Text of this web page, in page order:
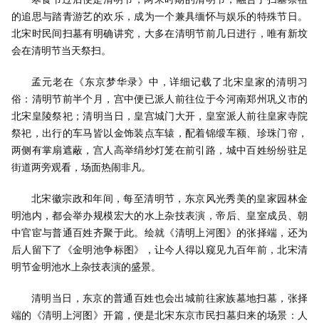
的追思与踏青游艺的欢乐，成为一个兼具缅怀与娱乐的特殊节日。
北宋时民间扫墓有明确讲究，大多在清明节前几日进行，唯有新坟
会在清明节当天祭扫。
孟元老在《东京梦华录》中，详细记载了北宋皇家的清明习
俗：清明节前半个月，宫中便已派人前往位于今河南郑州巩义市的
北宋皇陵祭祀；清明当日，皇宫城门大开，皇室派人前往皇家寺院
祭祀，出行的车马皆以金饰装点车辕，配着锦缎车额、珍珠门帘，
两侧有掌扇遮蔽，宫人高举绢纱灯笼在前引路，城中百姓纷纷驻足
街道两旁观看，场面热闹非凡。
北宋徽宗政和年间，每至清明节，东京风光秀美的皇家园林金
明池内，都会举办规模宏大的水上杂技表演，帝后、皇室成员、朝
中官宦与普通百姓齐聚于此。绘就《清明上河图》的张择端，还为
后人留下了《金明池争标图》，让今人得以窥见九百年前，北宋清
明节金明池水上杂技表演的盛景。
清明当日，东京的普通百姓也会出城前往家族墓地扫墓，张择
端的《清明上河图》开篇，便是北宋东京市民扫墓归来的场景：人